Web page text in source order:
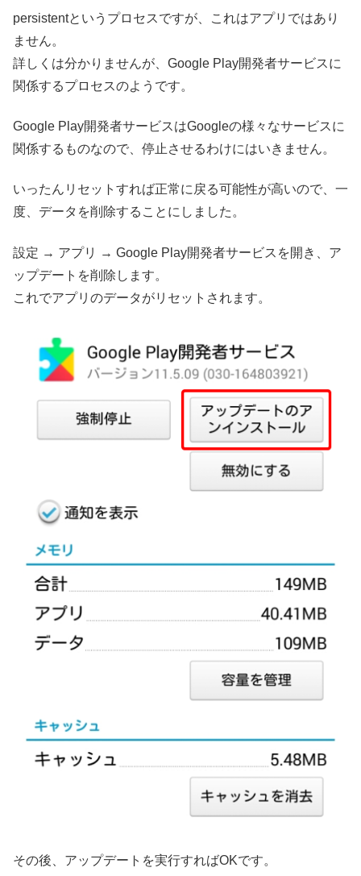
persistentというプロセスですが、これはアプリではあり
ません。
詳しくは分かりませんが、Google Play開発者サービスに
関係するプロセスのようです。
Google Play開発者サービスはGoogleの様々なサービスに
関係するものなので、停止させるわけにはいきません。
いったんリセットすれば正常に戻る可能性が高いので、一
度、データを削除することにしました。
設定 → アプリ → Google Play開発者サービスを開き、ア
ップデートを削除します。
これでアプリのデータがリセットされます。
その後、アップデートを実行すればOKです。